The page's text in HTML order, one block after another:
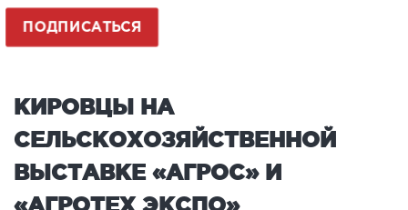
ПОДПИСАТЬСЯ
КИРОВЦЫ НА
СЕЛЬСКОХОЗЯЙСТВЕННОЙ
ВЫСТАВКЕ «АГРОС» И
«АГРОТЕХ ЭКСПО»